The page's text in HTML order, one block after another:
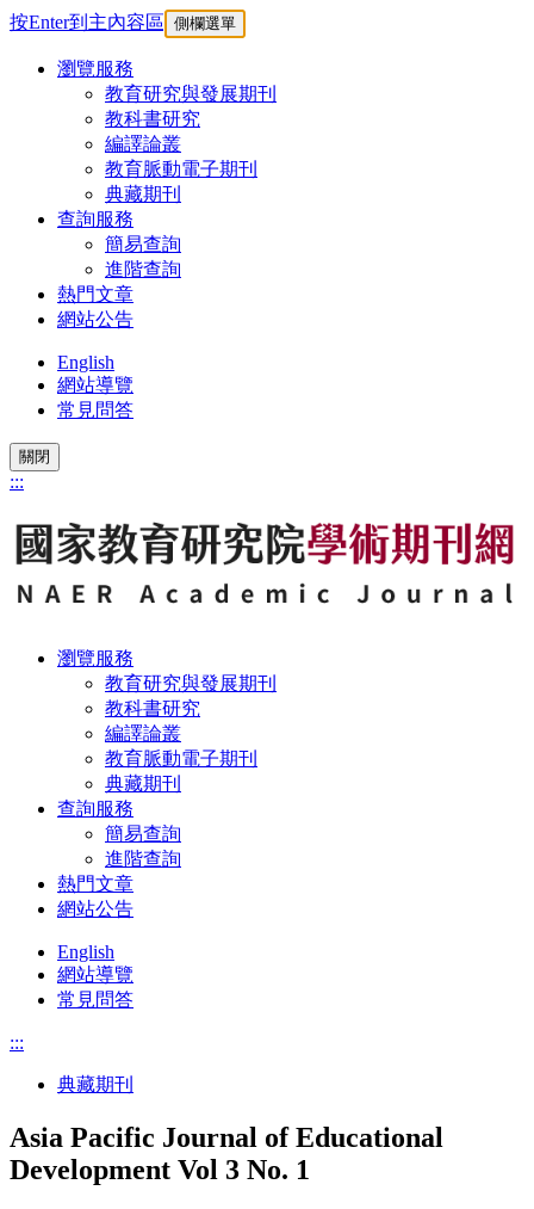
按Enter到主內容區 側欄選單
瀏覽服務
教育研究與發展期刊
教科書研究
編譯論叢
教育脈動電子期刊
典藏期刊
查詢服務
簡易查詢
進階查詢
熱門文章
網站公告
English
網站導覽
常見問答
關閉
:::
瀏覽服務
教育研究與發展期刊
教科書研究
編譯論叢
教育脈動電子期刊
典藏期刊
查詢服務
簡易查詢
進階查詢
熱門文章
網站公告
English
網站導覽
常見問答
:::
典藏期刊
Asia Pacific Journal of Educational
Development Vol 3 No. 1